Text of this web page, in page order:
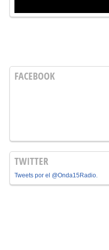
FACEBOOK
TWITTER
Tweets por el @Onda15Radio.